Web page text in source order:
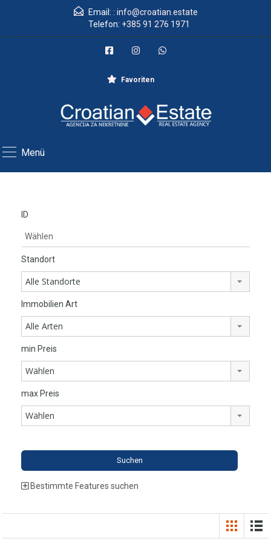
Email: : info@croatian.estate
Telefon: +385 91 276 1971
Favoriten
Menü
ID
Standort
Alle Standorte
Immobilien Art
Alle Arten
min Preis
Wählen
max Preis
Wählen
Bestimmte Features suchen